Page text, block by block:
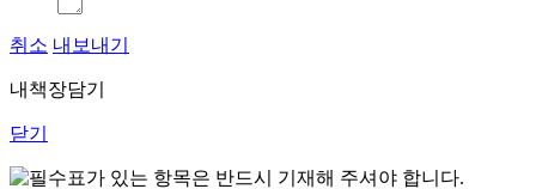
취소 내보내기
내책장담기
닫기
표가 있는 항목은 반드시 기재해 주셔야 합니다.